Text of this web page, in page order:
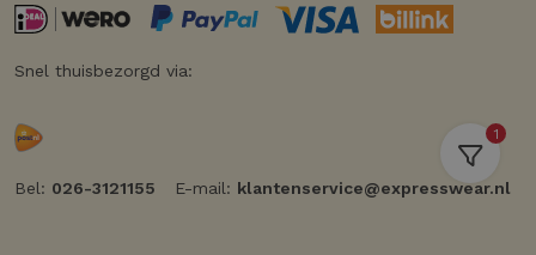
1
Snel thuisbezorgd via:
Bel: 026-3121155 E-mail: klantenservice@expresswear.nl